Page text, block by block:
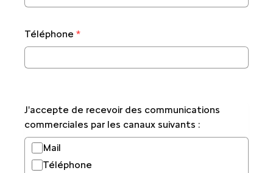
Téléphone *
J'accepte de recevoir des communications
commerciales par les canaux suivants :
Mail
Téléphone